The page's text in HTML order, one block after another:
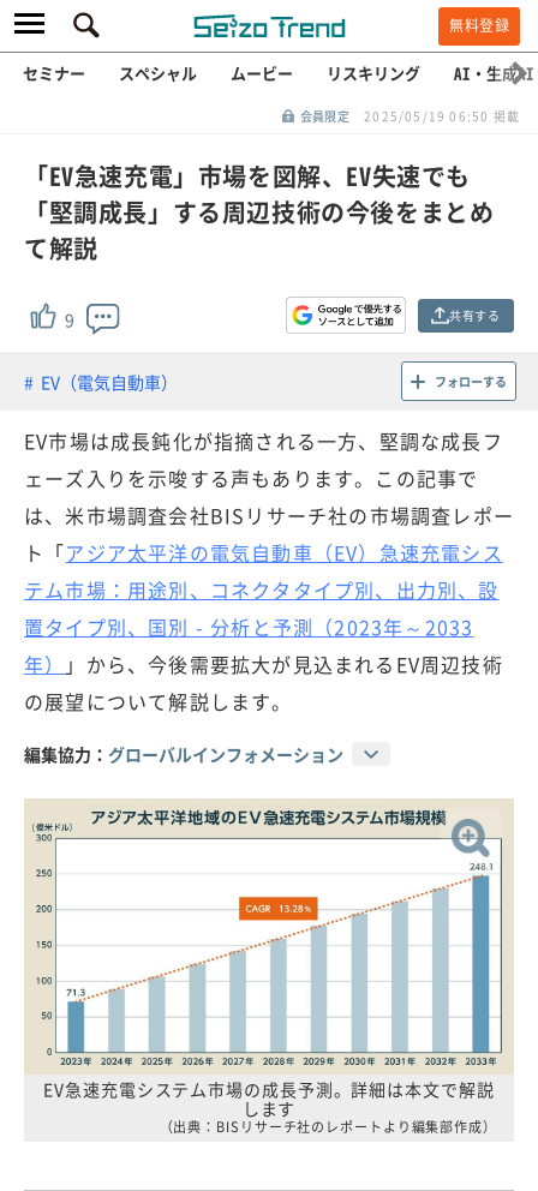
無料登録
セミナー スペシャル ムービー リスキリング AI・生成AI
会員限定 2025/05/19 06:50 掲載
「EV急速充電」市場を図解、EV失速でも
「堅調成長」する周辺技術の今後をまとめ
て解説
9 共有する
EV（電気自動車） フォローする
EV市場は成長鈍化が指摘される一方、堅調な成長フ
ェーズ入りを示唆する声もあります。この記事で
は、米市場調査会社BISリサーチ社の市場調査レポー
ト「アジア太平洋の電気自動車（EV）急速充電シス
テム市場：用途別、コネクタタイプ別、出力別、設
置タイプ別、国別 - 分析と予測（2023年～2033
年）
」から、今後需要拡大が見込まれるEV周辺技術
の展望について解説します。
編集協力： グローバルインフォメーション
EV急速充電システム市場の成長予測。詳細は本文で解説
します
（出典：BISリサーチ社のレポートより編集部作成）